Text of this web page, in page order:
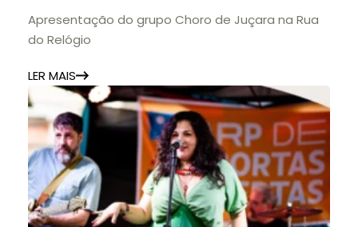
Apresentação do grupo Choro de Juçara na Rua
do Relógio
LER MAIS